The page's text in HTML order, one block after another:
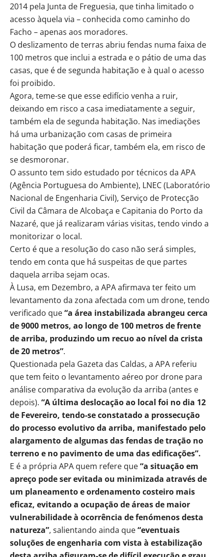
2014 pela Junta de Freguesia, que tinha limitado o
acesso àquela via – conhecida como caminho do
Facho – apenas aos moradores.
O deslizamento de terras abriu fendas numa faixa de
100 metros que inclui a estrada e o pátio de uma das
casas, que é de segunda habitação e à qual o acesso
foi proibido.
Agora, teme-se que esse edifício venha a ruir,
deixando em risco a casa imediatamente a seguir,
também ela de segunda habitação. Nas imediações
há uma urbanização com casas de primeira
habitação que poderá ficar, também ela, em risco de
se desmoronar.
O assunto tem sido estudado por técnicos da APA
(Agência Portuguesa do Ambiente), LNEC (Laboratório
Nacional de Engenharia Civil), Serviço de Protecção
Civil da Câmara de Alcobaça e Capitania do Porto da
Nazaré, que já realizaram várias visitas, tendo vindo a
monitorizar o local.
Certo é que a resolução do caso não será simples,
tendo em conta que há suspeitas de que partes
daquela arriba sejam ocas.
À Lusa, em Dezembro, a APA afirmava ter feito um
levantamento da zona afectada com um drone, tendo
verificado que“a área instabilizada abrangeu cerca
de 9000 metros, ao longo de 100 metros de frente
de arriba, produzindo um recuo ao nível da crista
de 20 metros”.
Questionada pela Gazeta das Caldas, a APA referiu
que tem feito o levantamento aéreo por drone para
análise comparativa da evolução da arriba (antes e
depois). “A última deslocação ao local foi no dia 12
de Fevereiro, tendo-se constatado a prossecução
do processo evolutivo da arriba, manifestado pelo
alargamento de algumas das fendas de tração no
terreno e no pavimento de uma das edificações”.
E é a própria APA quem refere que“a situação em
apreço pode ser evitada ou minimizada através de
um planeamento e ordenamento costeiro mais
eficaz, evitando a ocupação de áreas de maior
vulnerabilidade à ocorrência de fenómenos desta
natureza”, salientando ainda que“eventuais
soluções de engenharia com vista à estabilização